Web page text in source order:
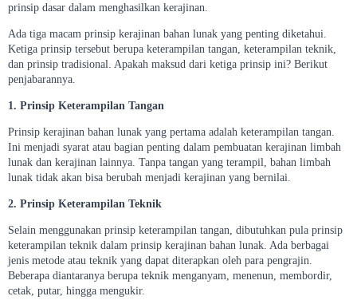
prinsip dasar dalam menghasilkan kerajinan.
Ada tiga macam prinsip kerajinan bahan lunak yang penting diketahui.
Ketiga prinsip tersebut berupa keterampilan tangan, keterampilan teknik,
dan prinsip tradisional. Apakah maksud dari ketiga prinsip ini? Berikut
penjabarannya.
1. Prinsip Keterampilan Tangan
Prinsip kerajinan bahan lunak yang pertama adalah keterampilan tangan.
Ini menjadi syarat atau bagian penting dalam pembuatan kerajinan limbah
lunak dan kerajinan lainnya. Tanpa tangan yang terampil, bahan limbah
lunak tidak akan bisa berubah menjadi kerajinan yang bernilai.
2. Prinsip Keterampilan Teknik
Selain menggunakan prinsip keterampilan tangan, dibutuhkan pula prinsip
keterampilan teknik dalam prinsip kerajinan bahan lunak. Ada berbagai
jenis metode atau teknik yang dapat diterapkan oleh para pengrajin.
Beberapa diantaranya berupa teknik menganyam, menenun, membordir,
cetak, putar, hingga mengukir.